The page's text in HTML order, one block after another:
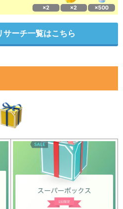
×2 ×2 ×500
サーチ一覧はこちら